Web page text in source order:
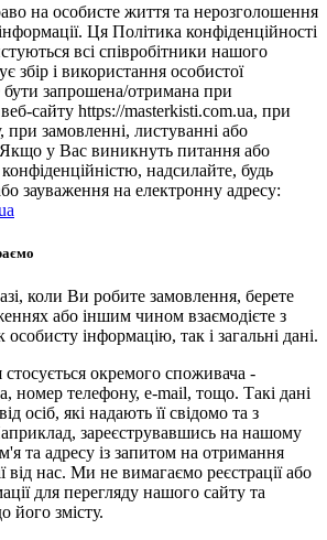
на особисте життя та нерозголошення
Ця Політика конфіденційності
всі співробітники нашого
збір і використання особистої
бути запрошена/отримана при
сайту https://masterkisti.com.ua, при
при замовленні, листуванні або
Якщо у Вас виникнуть питання або
надсилайте, будь
зауваження на електронну адресу:
коли Ви робите замовлення, берете
або іншим чином взаємодієте з
інформацію, так і загальні дані.
окремого споживача -
номер телефону, e-mail, тощо. Такі дані
осіб, які надають її свідомо та з
зареєструвавшись на нашому
та адресу із запитом на отримання
від нас. Ми не вимагаємо реєстрації або
для перегляду нашого сайту та
його змісту.